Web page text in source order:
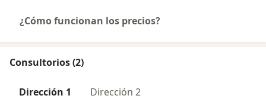
¿Cómo funcionan los precios?
Consultorios (2)
Dirección 1 Dirección 2